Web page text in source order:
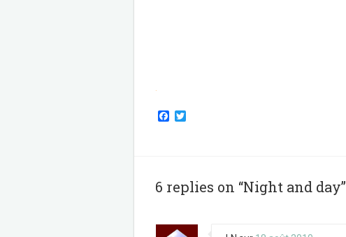
.
F
o
k
r
6 replies on “Night and day”